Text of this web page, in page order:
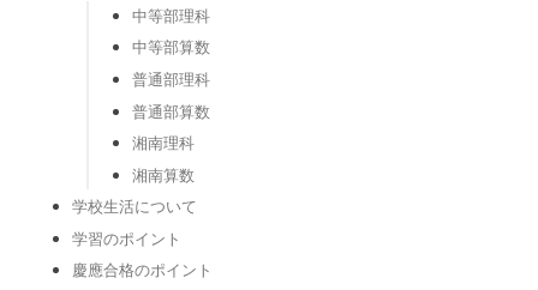
中等部理科
中等部算数
普通部理科
普通部算数
湘南理科
湘南算数
学校生活について
学習のポイント
慶應合格のポイント